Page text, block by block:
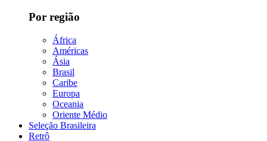
Por região
África
Américas
Ásia
Brasil
Caribe
Europa
Oceania
Oriente Médio
Seleção Brasileira
Retrô